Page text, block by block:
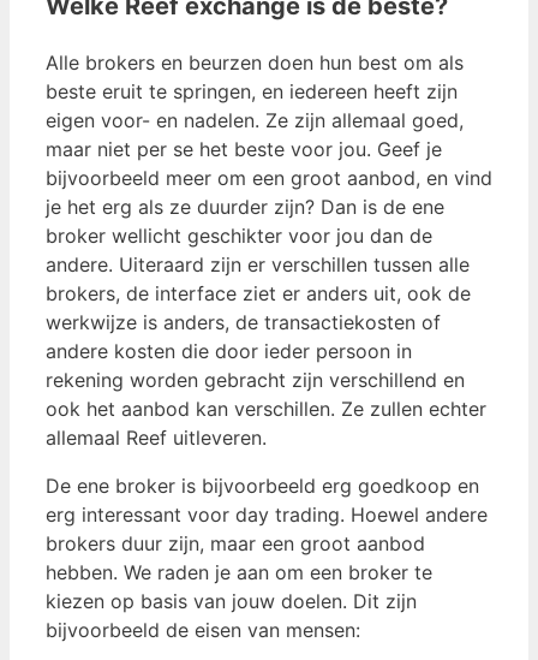
Welke Reef exchange is de beste?
Alle brokers en beurzen doen hun best om als
beste eruit te springen, en iedereen heeft zijn
eigen voor- en nadelen. Ze zijn allemaal goed,
maar niet per se het beste voor jou. Geef je
bijvoorbeeld meer om een ​​groot aanbod, en vind
je het erg als ze duurder zijn? Dan is de ene
broker wellicht geschikter voor jou dan de
andere. Uiteraard zijn er verschillen tussen alle
brokers, de interface ziet er anders uit, ook de
werkwijze is anders, de transactiekosten of
andere kosten die door ieder persoon in
rekening worden gebracht zijn verschillend en
ook het aanbod kan verschillen. Ze zullen echter
allemaal Reef uitleveren.
De ene broker is bijvoorbeeld erg goedkoop en
erg interessant voor day trading. Hoewel andere
brokers duur zijn, maar een groot aanbod
hebben. We raden je aan om een ​​broker te
kiezen op basis van jouw doelen. Dit zijn
bijvoorbeeld de eisen van mensen: